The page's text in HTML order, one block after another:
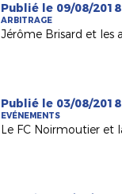
Publié le 09/08/2018
ARBITRAGE
Publié le 03/08/2018
EVÉNEMENTS